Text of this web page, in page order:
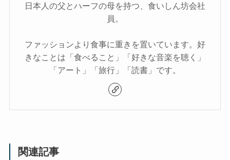
日本人の父とハーフの母を持つ、食いしん坊会社
員。
ファッションより食事に重きを置いています。好
きなことは「食べること」「好きな音楽を聴く」
「アート」「旅行」「読書」です。
関連記事